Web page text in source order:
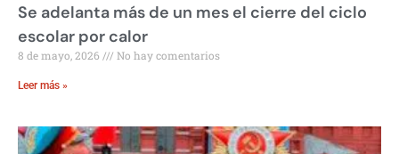
Se adelanta más de un mes el cierre del ciclo
escolar por calor
8 de mayo, 2026 No hay comentarios
Leer más »